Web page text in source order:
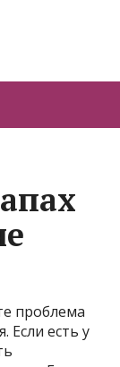
проблема
Если есть у